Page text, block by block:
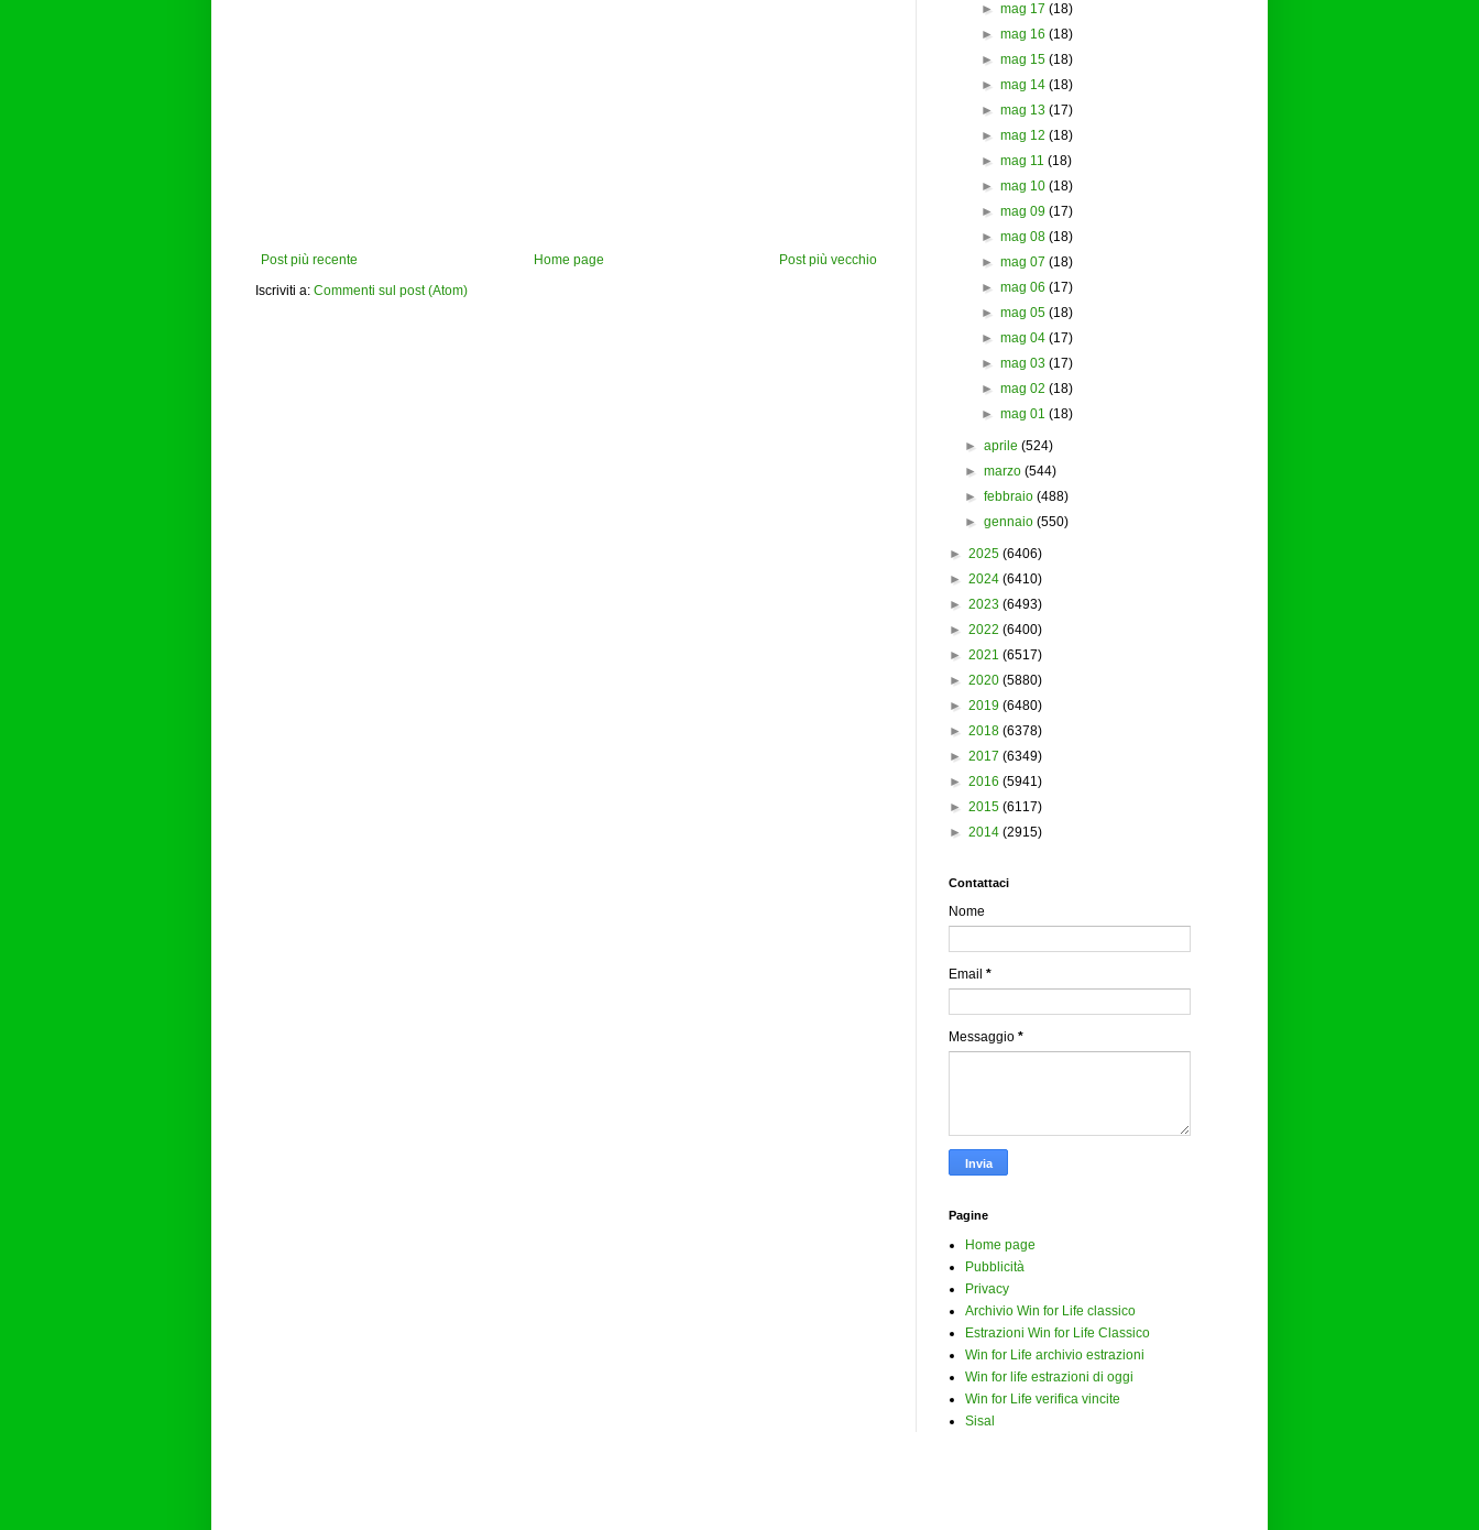
Post più recente Post più vecchio
Home page
Iscriviti a: Commenti sul post (Atom)
► mag 17 (18)
► mag 16 (18)
► mag 15 (18)
► mag 14 (18)
► mag 13 (17)
► mag 12 (18)
► mag 11 (18)
► mag 10 (18)
► mag 09 (17)
► mag 08 (18)
► mag 07 (18)
► mag 06 (17)
► mag 05 (18)
► mag 04 (17)
► mag 03 (17)
► mag 02 (18)
► mag 01 (18)
►aprile (524)
►marzo (544)
►febbraio (488)
►gennaio (550)
► 2025 (6406)
► 2024 (6410)
► 2023 (6493)
► 2022 (6400)
► 2021 (6517)
► 2020 (5880)
► 2019 (6480)
► 2018 (6378)
► 2017 (6349)
► 2016 (5941)
► 2015 (6117)
► 2014 (2915)
Contattaci
Nome
Email *
Messaggio *
Pagine
Home page
Pubblicità
Privacy
Archivio Win for Life classico
Estrazioni Win for Life Classico
Win for Life archivio estrazioni
Win for life estrazioni di oggi
Win for Life verifica vincite
Sisal